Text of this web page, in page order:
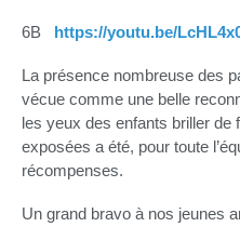
6B https://youtu.be/
La présence nombreuse des
vécue comme une belle
les yeux des enfants briller
exposées a été, pour toute
récompenses.
Un grand bravo à nos jeunes